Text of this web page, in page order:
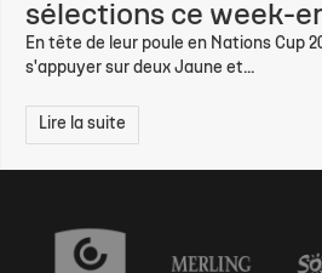
sélections ce week-
En tête de leur poule en Nations Cup
s'appuyer sur deux Jaune et...
Lire la suite